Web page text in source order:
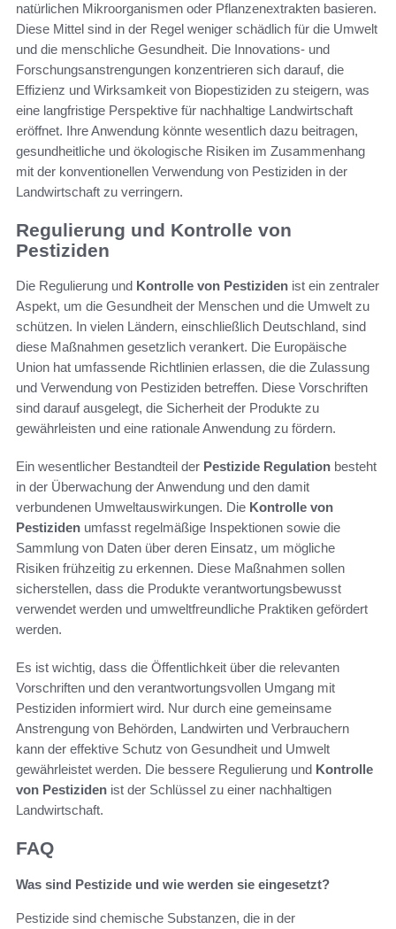
natürlichen Mikroorganismen oder Pflanzenextrakten basieren.
Diese Mittel sind in der Regel weniger schädlich für die Umwelt
und die menschliche Gesundheit. Die Innovations- und
Forschungsanstrengungen konzentrieren sich darauf, die
Effizienz und Wirksamkeit von Biopestiziden zu steigern, was
eine langfristige Perspektive für nachhaltige Landwirtschaft
eröffnet. Ihre Anwendung könnte wesentlich dazu beitragen,
gesundheitliche und ökologische Risiken im Zusammenhang
mit der konventionellen Verwendung von Pestiziden in der
Landwirtschaft zu verringern.
Regulierung und Kontrolle von
Pestiziden
Die Regulierung und Kontrolle von Pestiziden ist ein zentraler
Aspekt, um die Gesundheit der Menschen und die Umwelt zu
schützen. In vielen Ländern, einschließlich Deutschland, sind
diese Maßnahmen gesetzlich verankert. Die Europäische
Union hat umfassende Richtlinien erlassen, die die Zulassung
und Verwendung von Pestiziden betreffen. Diese Vorschriften
sind darauf ausgelegt, die Sicherheit der Produkte zu
gewährleisten und eine rationale Anwendung zu fördern.
Ein wesentlicher Bestandteil der Pestizide Regulation besteht
in der Überwachung der Anwendung und den damit
verbundenen Umweltauswirkungen. Die Kontrolle von
Pestiziden umfasst regelmäßige Inspektionen sowie die
Sammlung von Daten über deren Einsatz, um mögliche
Risiken frühzeitig zu erkennen. Diese Maßnahmen sollen
sicherstellen, dass die Produkte verantwortungsbewusst
verwendet werden und umweltfreundliche Praktiken gefördert
werden.
Es ist wichtig, dass die Öffentlichkeit über die relevanten
Vorschriften und den verantwortungsvollen Umgang mit
Pestiziden informiert wird. Nur durch eine gemeinsame
Anstrengung von Behörden, Landwirten und Verbrauchern
kann der effektive Schutz von Gesundheit und Umwelt
gewährleistet werden. Die bessere Regulierung und Kontrolle
von Pestiziden ist der Schlüssel zu einer nachhaltigen
Landwirtschaft.
FAQ
Was sind Pestizide und wie werden sie eingesetzt?
Pestizide sind chemische Substanzen, die in der